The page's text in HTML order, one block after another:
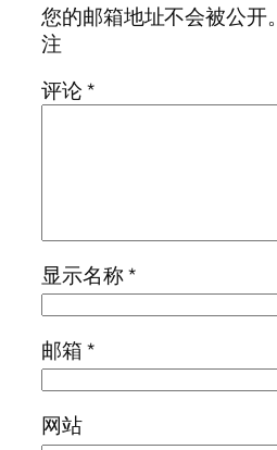
您的邮箱地址不会被公开。
注
评论*
显示名称*
邮箱*
网站